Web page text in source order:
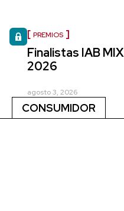
PREMIOS
Finalistas IAB
2026
agosto 3, 2026
CONSUMIDOR